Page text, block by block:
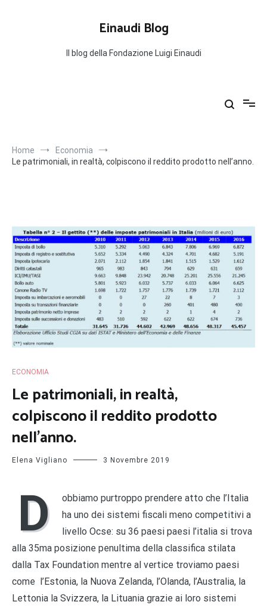
Einaudi Blog
Il blog della Fondazione Luigi Einaudi
Home
Economia
Le patrimoniali, in realtà, colpiscono il reddito prodotto nell’anno.
ECONOMIA
Le patrimoniali, in realtà,
colpiscono il reddito prodotto
nell’anno.
Elena Vigliano 3 Novembre 2019
D
obbiamo purtroppo prendere atto che l’Italia
ha uno dei sistemi fiscali meno competitivi a
livello Ocse: su 36 paesi paesi l’italia si trova
alla 35ma posizione penultima della classifica stilata
dalla Tax Foundation mentre al vertice troviamo paesi
come l’Estonia, la Nuova Zelanda, l’Olanda, l’Australia, la
Lettonia la Svizzera, la Lituania grazie ai loro sistemi